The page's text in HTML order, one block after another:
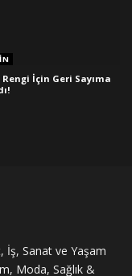
İçin Geri Sayıma
İş, Sanat ve Yaşam
Moda, Sağlık &